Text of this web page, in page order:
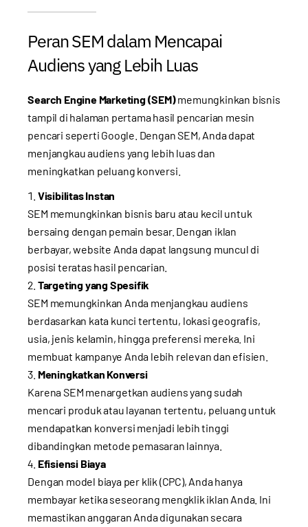
Peran SEM dalam Mencapai
Audiens yang Lebih Luas
Search Engine Marketing (SEM)memungkinkan bisnis
tampil di halaman pertama hasil pencarian mesin
pencari seperti Google. Dengan SEM, Anda dapat
menjangkau audiens yang lebih luas dan
meningkatkan peluang konversi.
Visibilitas Instan
SEM memungkinkan bisnis baru atau kecil untuk
bersaing dengan pemain besar. Dengan iklan
berbayar, website Anda dapat langsung muncul di
posisi teratas hasil pencarian.
Targeting yang Spesifik
SEM memungkinkan Anda menjangkau audiens
berdasarkan kata kunci tertentu, lokasi geografis,
usia, jenis kelamin, hingga preferensi mereka. Ini
membuat kampanye Anda lebih relevan dan efisien.
Meningkatkan Konversi
Karena SEM menargetkan audiens yang sudah
mencari produk atau layanan tertentu, peluang untuk
mendapatkan konversi menjadi lebih tinggi
dibandingkan metode pemasaran lainnya.
Efisiensi Biaya
Dengan model biaya per klik (CPC), Anda hanya
membayar ketika seseorang mengklik iklan Anda. Ini
memastikan anggaran Anda digunakan secara